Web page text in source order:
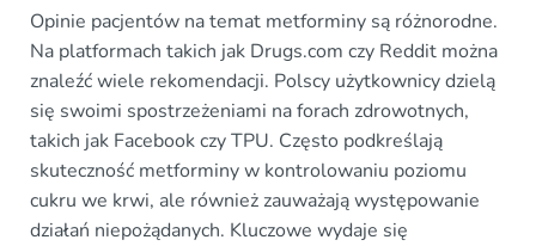
Opinie pacjentów na temat metforminy są różnorodne.
Na platformach takich jak Drugs.com czy Reddit można
znaleźć wiele rekomendacji. Polscy użytkownicy dzielą
się swoimi spostrzeżeniami na forach zdrowotnych,
takich jak Facebook czy TPU. Często podkreślają
skuteczność metforminy w kontrolowaniu poziomu
cukru we krwi, ale również zauważają występowanie
działań niepożądanych. Kluczowe wydaje się